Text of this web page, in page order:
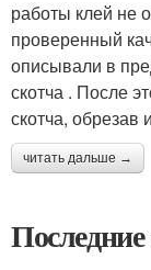
работы клей не
проверенный
описывали в
скотча . После
скотча, обрезав
читать дальше →
Последние